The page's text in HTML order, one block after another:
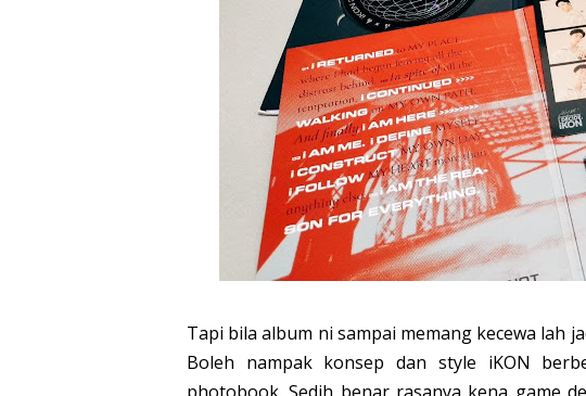
Tapi bila album ni sampai memang kecewa lah
Boleh nampak konsep dan style iKON